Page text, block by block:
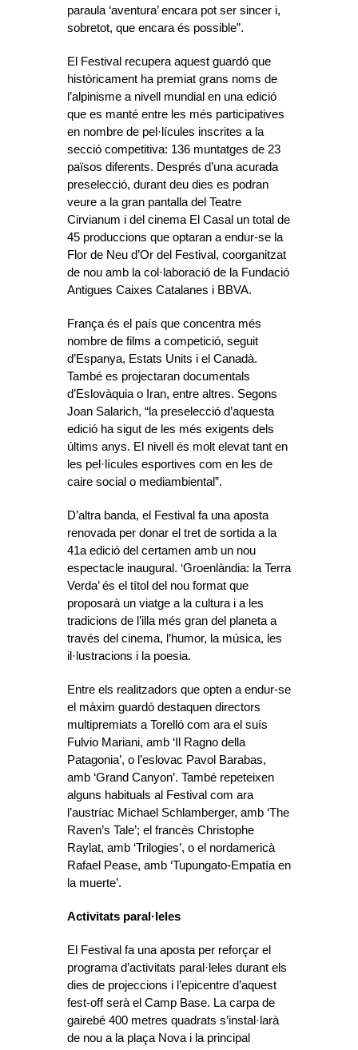
paraula ‘aventura’ encara pot ser sincer i,
sobretot, que encara és possible”.
El Festival recupera aquest guardó que
històricament ha premiat grans noms de
l’alpinisme a nivell mundial en una edició
que es manté entre les més participatives
en nombre de pel·lícules inscrites a la
secció competitiva: 136 muntatges de 23
països diferents. Després d’una acurada
preselecció, durant deu dies es podran
veure a la gran pantalla del Teatre
Cirvianum i del cinema El Casal un total de
45 produccions que optaran a endur-se la
Flor de Neu d’Or del Festival, coorganitzat
de nou amb la col·laboració de la Fundació
Antigues Caixes Catalanes i BBVA.
França és el país que concentra més
nombre de films a competició, seguit
d’Espanya, Estats Units i el Canadà.
També es projectaran documentals
d’Eslovàquia o Iran, entre altres. Segons
Joan Salarich, “la preselecció d’aquesta
edició ha sigut de les més exigents dels
últims anys. El nivell és molt elevat tant en
les pel·lícules esportives com en les de
caire social o mediambiental”.
D’altra banda, el Festival fa una aposta
renovada per donar el tret de sortida a la
41a edició del certamen amb un nou
espectacle inaugural. ‘Groenlàndia: la Terra
Verda’ és el títol del nou format que
proposarà un viatge a la cultura i a les
tradicions de l’illa més gran del planeta a
través del cinema, l’humor, la música, les
il·lustracions i la poesia.
Entre els realitzadors que opten a endur-se
el màxim guardó destaquen directors
multipremiats a Torelló com ara el suís
Fulvio Mariani, amb ‘Il Ragno della
Patagonia’, o l’eslovac Pavol Barabas,
amb ‘Grand Canyon’. També repeteixen
alguns habituals al Festival com ara
l’austríac Michael Schlamberger, amb ‘The
Raven’s Tale’; el francès Christophe
Raylat, amb ‘Trilogies’, o el nordamericà
Rafael Pease, amb ‘Tupungato-Empatía en
la muerte’.
Activitats paral·leles
El Festival fa una aposta per reforçar el
programa d’activitats paral·leles durant els
dies de projeccions i l’epicentre d’aquest
fest-off serà el Camp Base. La carpa de
gairebé 400 metres quadrats s’instal·larà
de nou a la plaça Nova i la principal